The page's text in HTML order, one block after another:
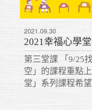
2021.09.30
2021幸福心學
第三堂課 「9/25
空」的課程重點
堂」系列課程希